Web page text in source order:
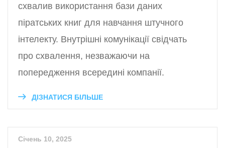
схвалив використання бази даних
піратських книг для навчання штучного
інтелекту. Внутрішні комунікації свідчать
про схвалення, незважаючи на
попередження всередині компанії.
ДІЗНАТИСЯ БІЛЬШЕ
Січень 10, 2025